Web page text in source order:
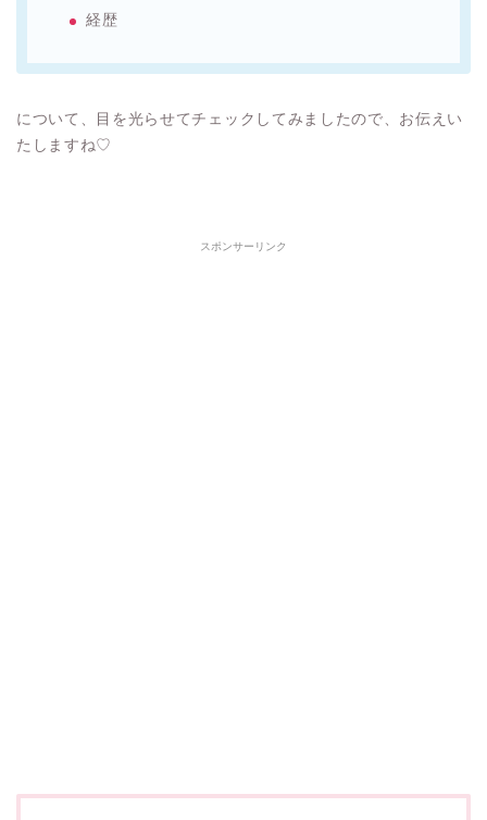
経歴
について、目を光らせてチェックしてみましたので、お伝えい
たしますね♡
スポンサーリンク